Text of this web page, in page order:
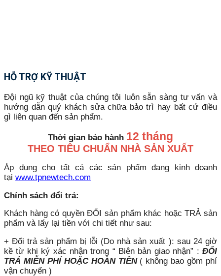
HỖ TRỢ KỸ THUẬT
Đội ngũ kỹ thuật của chúng tôi luôn sẵn sàng tư vấn và
hướng dẫn quý khách sửa chữa bảo trì hay bất cứ điều
gì liên quan đến sản phẩm.
Thời gian bảo hành 12 tháng
THEO TIÊU CHUẨN NHÀ SẢN XUẤT
Áp dụng cho tất cả các sản phẩm đang kinh doanh
tại www.tpnewtech.com
Chính sách đổi trả:
Khách hàng có quyền ĐỔI sản phẩm khác hoặc TRẢ sản
phẩm và lấy lại tiền với chi tiết như sau:
+ Đổi trả sản phẩm bị lỗi (Do nhà sản xuất ): sau 24 giờ
kề từ khi ký xác nhận trong “ Biên bản giao nhận” : ĐỔI
TRẢ MIỄN PHÍ HOẶC HOÀN TIỀN( không bao gồm phí
vận chuyển )